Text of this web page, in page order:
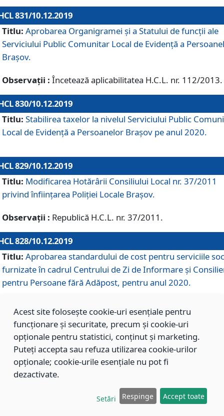
831/10.12.2019
Titlu: Aprobarea Organigramei și a Statului de funcții ale
Serviciului Public Comunitar Local de Evidență a
Brașov.
Observații : Încetează aplicabilitatea H.C.L. nr. 112/2013.
830/10.12.2019
Titlu: Stabilirea taxelor la nivelul Serviciului Public
Local de Evidenţă a Persoanelor Braşov pe anul 2020.
829/10.12.2019
Titlu: Modificarea Hotărârii Consiliului Local nr. 37/2011
privind înființarea Poliției Locale Brașov.
Observații : Republică H.C.L. nr. 37/2011.
828/10.12.2019
Titlu: Aprobarea standardului de cost pentru serviciile
furnizate în cadrul Centrului de Zi de Informare și
pentru Persoane fără Adăpost, pentru anul 2020.
827/10.12.2019
Aprobarea standardului de cost pentru serviciile
furnizate în cadrul Centrului Rezidențial pentru Persoane
Adăpost, pentru anul 2020.
Aprobarea standardului de cost pentru serviciile
Acest site folosește cookie-uri esențiale pentru
funcționare și securitate, precum și cookie-uri
opționale pentru statistici, conținut și marketing.
Puteți accepta sau refuza utilizarea cookie-urilor
opționale; cookie-urile esențiale nu pot fi
dezactivate.
Setări Respinge Accept toate